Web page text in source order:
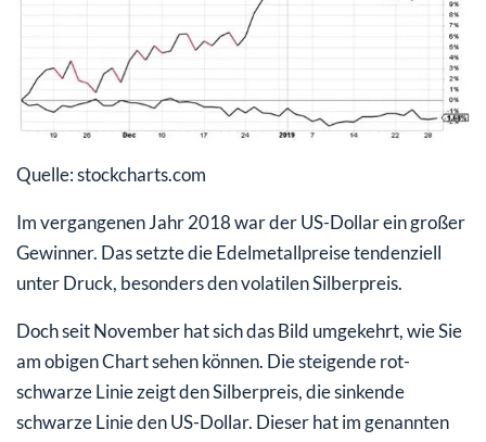
Quelle: stockcharts.com
Im vergangenen Jahr 2018 war der US-Dollar ein großer
Gewinner. Das setzte die Edelmetallpreise tendenziell
unter Druck, besonders den volatilen Silberpreis.
Doch seit November hat sich das Bild umgekehrt, wie Sie
am obigen Chart sehen können. Die steigende rot-
schwarze Linie zeigt den Silberpreis, die sinkende
schwarze Linie den US-Dollar. Dieser hat im genannten